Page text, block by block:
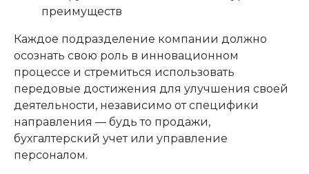
преимуществ
Каждое подразделение компании должно
осознать свою роль в инновационном
процессе и стремиться использовать
передовые достижения для улучшения своей
деятельности, независимо от специфики
направления — будь то продажи,
бухгалтерский учет или управление
персоналом.